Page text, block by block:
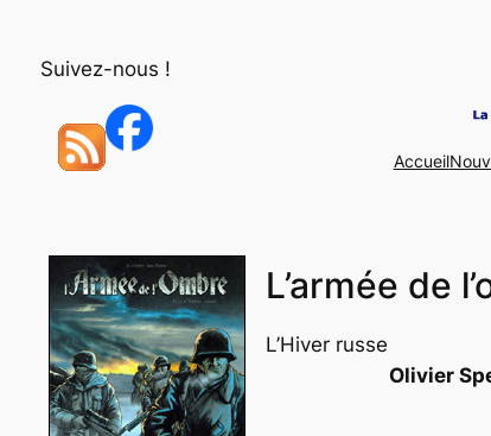
Suivez-nous !
Accueil
L’armée de
L’Hiver russe
Olivier